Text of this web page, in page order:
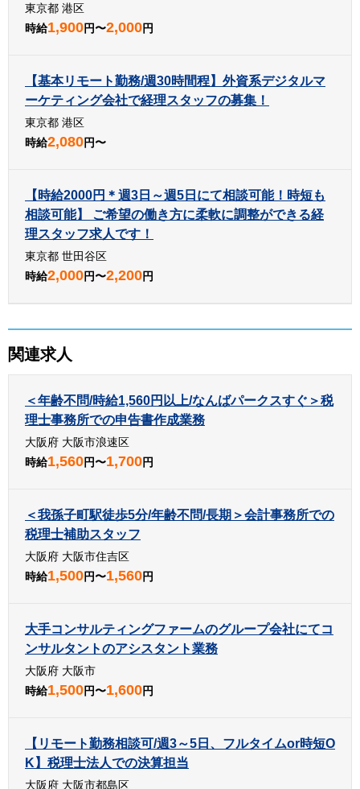
東京都 港区
時給1,900円〜2,000円
【基本リモート勤務/週30時間程】外資系デジタルマ
ーケティング会社で経理スタッフの募集！
東京都 港区
時給2,080円〜
【時給2000円＊週3日～週5日にて相談可能！時短も
相談可能】 ご希望の働き方に柔軟に調整ができる経
理スタッフ求人です！
東京都 世田谷区
時給2,000円〜2,200円
関連求人
＜年齢不問/時給1,560円以上/なんばパークスすぐ＞税
理士事務所での申告書作成業務
大阪府 大阪市浪速区
時給1,560円〜1,700円
＜我孫子町駅徒歩5分/年齢不問/長期＞会計事務所での
税理士補助スタッフ
大阪府 大阪市住吉区
時給1,500円〜1,560円
大手コンサルティングファームのグループ会社にてコ
ンサルタントのアシスタント業務
大阪府 大阪市
時給1,500円〜1,600円
【リモート勤務相談可/週3～5日、フルタイムor時短O
K】税理士法人での決算担当
大阪府 大阪市都島区